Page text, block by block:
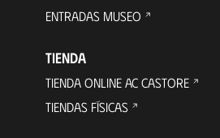
ENTRADAS MUSEO
TIENDA
TIENDA ONLINE AC CASTORE
TIENDAS FÍSICAS